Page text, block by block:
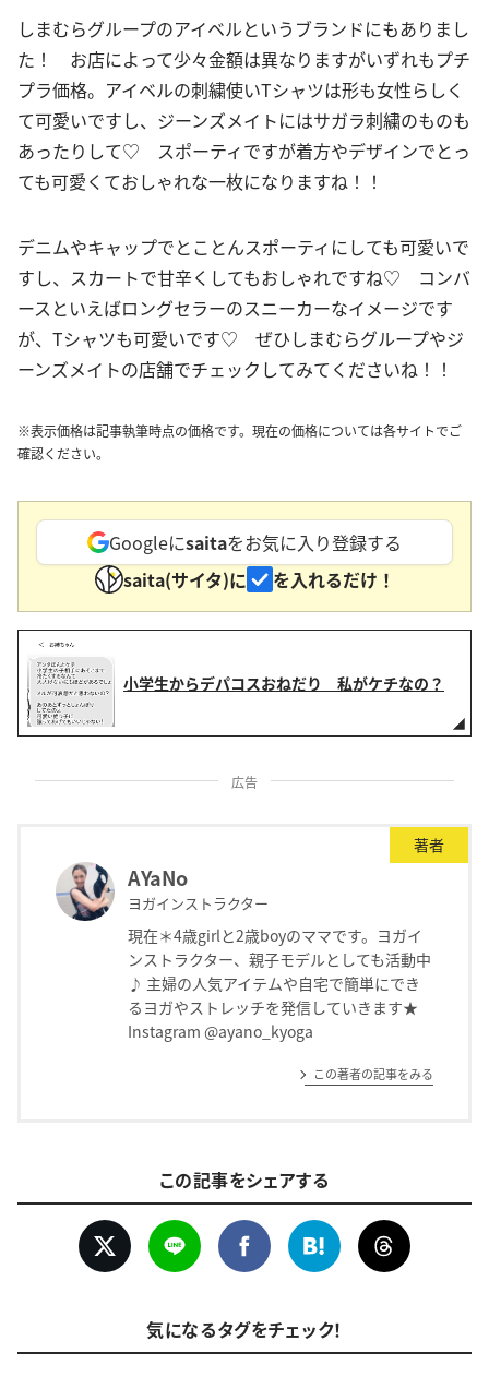
しまむらグループのアイベルというブランドにもありまし
た！ お店によって少々金額は異なりますがいずれもプチ
プラ価格。アイベルの刺繍使いTシャツは形も女性らしく
て可愛いですし、ジーンズメイトにはサガラ刺繍のものも
あったりして♡ スポーティですが着方やデザインでとっ
ても可愛くておしゃれな一枚になりますね！！
デニムやキャップでとことんスポーティにしても可愛いで
すし、スカートで甘辛くしてもおしゃれですね♡ コンバ
ースといえばロングセラーのスニーカーなイメージです
が、Tシャツも可愛いです♡ ぜひしまむらグループやジ
ーンズメイトの店舗でチェックしてみてくださいね！！
※表示価格は記事執筆時点の価格です。現在の価格については各サイトでご
確認ください。
Googleにsaitaをお気に入り登録する
saita(サイタ)に
を入れるだけ！
小学生からデパコスおねだり 私がケチなの？
広告
著者
AYaNo
ヨガインストラクター
現在＊4歳girlと2歳boyのママです。ヨガイ
ンストラクター、親子モデルとしても活動中
♪ 主婦の人気アイテムや自宅で簡単にでき
るヨガやストレッチを発信していきます★
Instagram @ayano_kyoga
この著者の記事をみる
この記事をシェアする
気になるタグをチェック！